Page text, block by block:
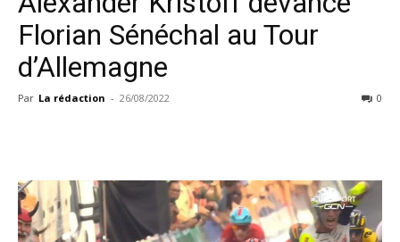
Florian Sénéchal au Tour
d’Allemagne
Par La rédaction - 26/08/2022 0